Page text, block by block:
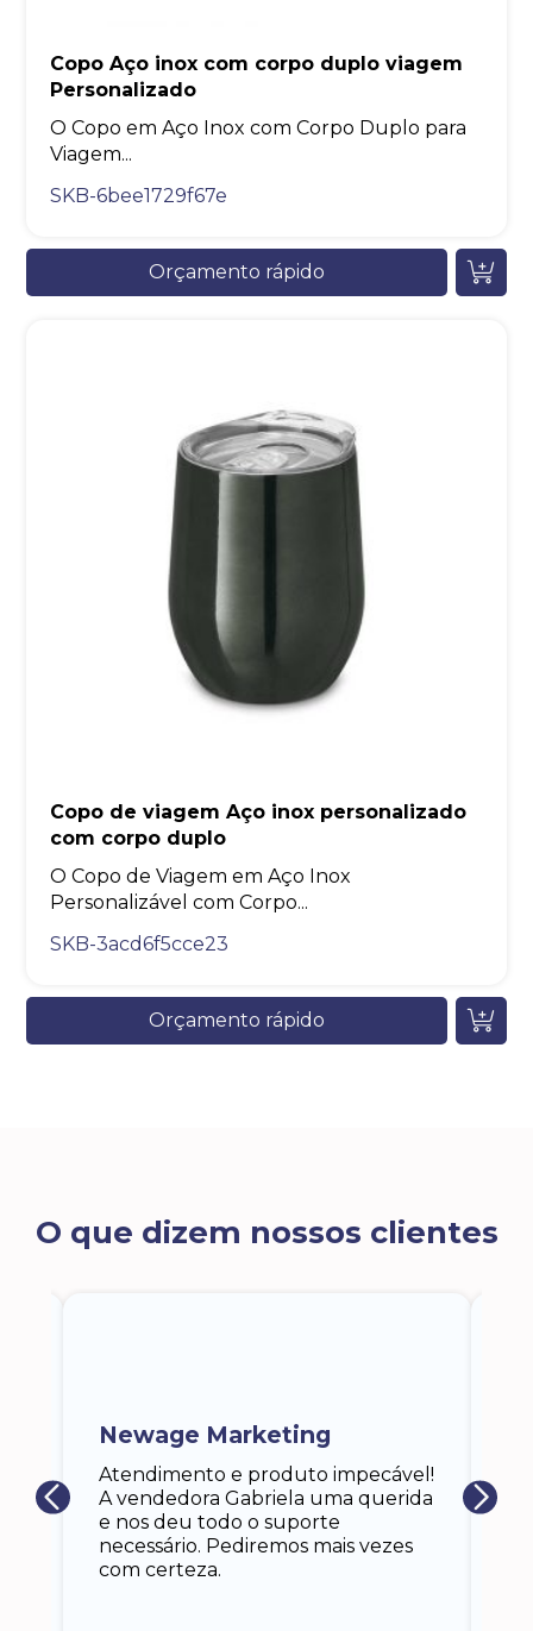
Copo Aço inox com corpo duplo viagem
Personalizado
O Copo em Aço Inox com Corpo Duplo para
Viagem...
SKB-6bee1729f67e
Orçamento rápido
Copo de viagem Aço inox personalizado
com corpo duplo
O Copo de Viagem em Aço Inox
Personalizável com Corpo...
SKB-3acd6f5cce23
Orçamento rápido
O que dizem nossos clientes
Atendimento e produto impecável!
A vendedora Gabriela uma querida
e nos deu todo o suporte
necessário. Pediremos mais vezes
com certeza.
Newage Marketing